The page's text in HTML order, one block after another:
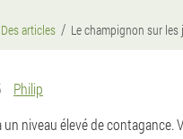
Des articles Le champignon sur les
Philip
un niveau élevé de